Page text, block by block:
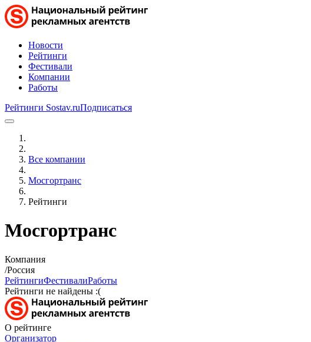
Новости
Рейтинги
Фестивали
Компании
Работы
Рейтинги Sostav.ruПодписаться
Все компании
Мосгортранс
Рейтинги
Мосгортранс
Компания
/Россия
РейтингиФестивалиРаботы
Рейтинги не найдены :(
О рейтинге
Организатор